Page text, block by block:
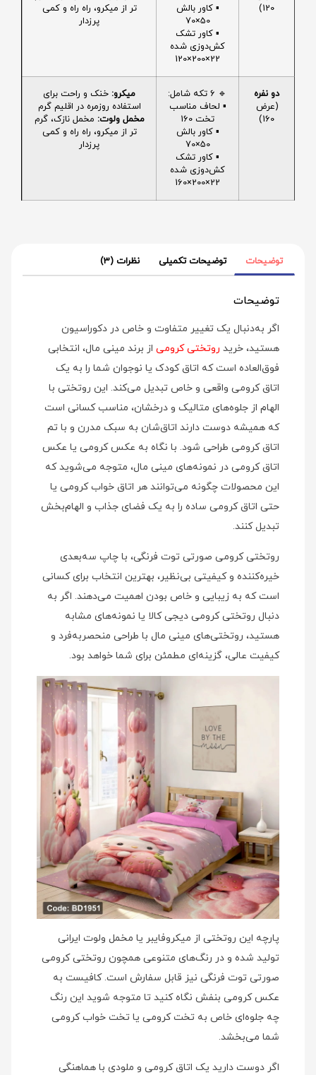
120)
▪️ کاور بالش
50×70
▪️ کاور تشک
کش‌دوزی شده
22×200×120
تر از میکرو، راه راه و کمی
پرزدار
دو نفره
(عرض
160)
🔹 6 تکه شامل:
▪️ لحاف مناسب
تخت 160
▪️ کاور بالش
50×70
▪️ کاور تشک
کش‌دوزی شده
22×200×160
میکرو: خنک و راحت برای
استفاده روزمره در اقلیم گرم
مخمل ولوت: مخمل نازک، گرم
تر از میکرو، راه راه و کمی
پرزدار
توضیحات توضیحات تکمیلی نظرات (3)
توضیحات
اگر به‌دنبال یک تغییر متفاوت و خاص در دکوراسیون
هستید، خرید روتختی کرومی از برند مینی‌ مال، انتخابی
فوق‌العاده است که اتاق کودک یا نوجوان شما را به یک
اتاق کرومی واقعی و خاص تبدیل می‌کند. این روتختی با
الهام از جلوه‌های متالیک و درخشان، مناسب کسانی است
که همیشه دوست دارند اتاق‌شان به سبک مدرن و با تم
اتاق کرومی طراحی شود. با نگاه به عکس کرومی یا عکس
اتاق کرومی در نمونه‌های مینی‌ مال، متوجه می‌شوید که
این محصولات چگونه می‌توانند هر اتاق خواب کرومی یا
حتی اتاق کرومی ساده را به یک فضای جذاب و الهام‌بخش
تبدیل کنند.
روتختی کرومی صورتی توت فرنگی، با چاپ سه‌بعدی
خیره‌کننده و کیفیتی بی‌نظیر، بهترین انتخاب برای کسانی
است که به زیبایی و خاص بودن اهمیت می‌دهند. اگر به
دنبال روتختی کرومی دیجی کالا یا نمونه‌های مشابه
هستید، روتختی‌های مینی‌ مال با طراحی منحصربه‌فرد و
کیفیت عالی، گزینه‌ای مطمئن برای شما خواهد بود.
پارچه این روتختی از میکروفایبر یا مخمل ولوت ایرانی
تولید شده و در رنگ‌های متنوعی همچون روتختی کرومی
صورتی توت فرنگی نیز قابل سفارش است. کافیست به
عکس کرومی بنفش نگاه کنید تا متوجه شوید این رنگ
چه جلوه‌ای خاص به تخت کرومی یا تخت خواب کرومی
شما می‌بخشد.
اگر دوست دارید یک اتاق کرومی و ملودی با هماهنگی